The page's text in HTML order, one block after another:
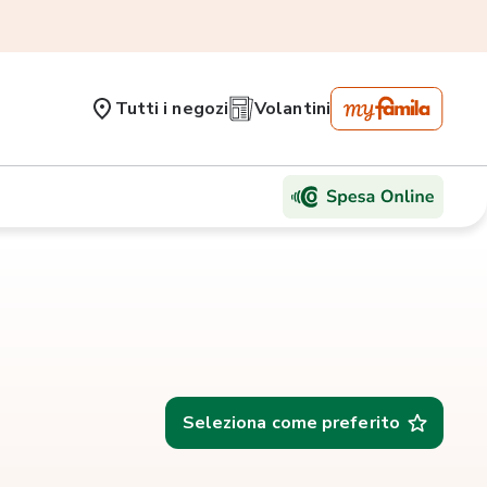
Tutti i negozi Volantini
Seleziona come preferito